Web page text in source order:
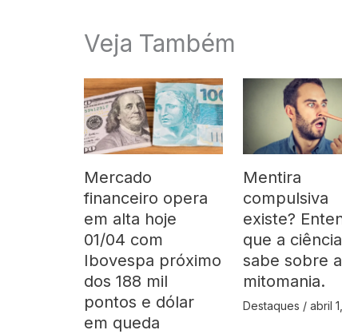
Veja Também
Mercado
financeiro opera
em alta hoje
01/04 com
Ibovespa próximo
dos 188 mil
pontos e dólar
em queda
Mentira
compulsiva
existe?
que a
sabe sobre a
mitomania.
Destaques / abril